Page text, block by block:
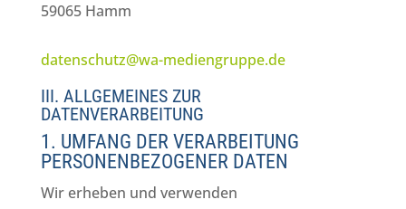
59065 Hamm
datenschutz@wa-mediengruppe.de
III. ALLGEMEINES ZUR
DATENVERARBEITUNG
1. UMFANG DER VERARBEITUNG
PERSONENBEZOGENER DATEN
Wir erheben und verwenden